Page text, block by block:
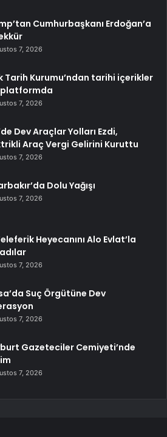
Cumhurbaşkanı Erdoğan’a
7, 2026
Tarih Kurumu’ndan tarihi içerikler
7, 2026
Dev Araçlar Yolları Ezdi,
Araç Vergi Gelirini Kuruttu
7, 2026
Dolu Yağışı
7, 2026
Heyecanını Alo Evlat’la
7, 2026
Suç Örgütüne Dev
7, 2026
Gazeteciler Cemiyeti’nde
7, 2026